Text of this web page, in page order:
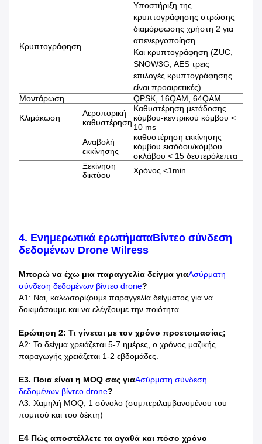
Κρυπτογράφηση
Υποστήριξη της
κρυπτογράφησης στρώσης
διαμόρφωσης χρήστη 2 για
απενεργοποίηση
Και κρυπτογράφηση (ZUC,
SNOW3G, AES τρεις
επιλογές κρυπτογράφησης
είναι προαιρετικές)
Μοντάρωση
QPSK, 16QAM, 64QAM
Κλιμάκωση
Αεροπορική
καθυστέρηση
Καθυστέρηση μετάδοσης
κόμβου-κεντρικού κόμβου <
10 ms
Αναβολή
εκκίνησης
καθυστέρηση εκκίνησης
κόμβου εισόδου/κόμβου
σκλάβου < 15 δευτερόλεπτα
Ξεκίνηση
δικτύου
Χρόνος <1min
4. Ενημερωτικά ερωτήματαΒίντεο σύνδεση
δεδομένων Drone Wilress
Μπορώ να έχω μια παραγγελία δείγμα γιαΑσύρματη
σύνδεση δεδομένων βίντεο drone?
Α1: Ναι, καλωσορίζουμε παραγγελία δείγματος για να
δοκιμάσουμε και να ελέγξουμε την ποιότητα.
Ερώτηση 2: Τι γίνεται με τον χρόνο προετοιμασίας;
Α2: Το δείγμα χρειάζεται 5-7 ημέρες, ο χρόνος μαζικής
παραγωγής χρειάζεται 1-2 εβδομάδες.
Ε3. Ποια είναι η MOQ σας γιαΑσύρματη σύνδεση
δεδομένων βίντεο drone?
Α3: Χαμηλή MOQ, 1 σύνολο (συμπεριλαμβανομένου του
πομπού και του δέκτη)
Ε4 Πώς αποστέλλετε τα αγαθά και πόσο χρόνο